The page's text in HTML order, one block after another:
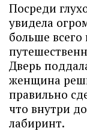
Посреди
увидела
больше
Дверь
женщина
правильно
что внутри
лабиринт.